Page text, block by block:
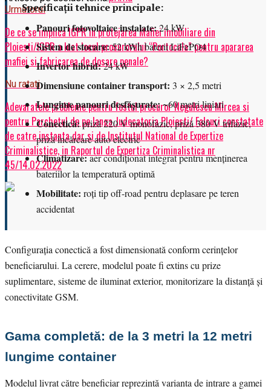
Urmatorul
De ce se implica IGPR in protejarea Mafiei imobiliare din
Ploiesti/IGPR a luat locul procurorului “Portocala” pentru apararea
mafiei si fabricarea de dosare penale?
Nu ratati
Adevaratele probleme pentru fostul procuror Negulescu Mircea si
pentru Parchetul de pe langa Judecatoria Ploiesti/ Falsuri constatate
de catre instanta dar si de Institutul National de Expertize
Criminalistice, in Raportul de Expertiza Criminalistica nr
45/14.02.2022
Specificații tehnice principale:
Panouri fotovoltaice instalate:24 kW
Sistem de stocare:52 kWh baterii LiFePO4
Invertor hibrid:24 kW
Dimensiune container transport: 3 × 2,5 metri
Lungime panouri desfășurate:~60 metri liniari
Conectică:priză 220 V monofazic, priză 380 V trifazic,
priză încărcare auto electric
Climatizare:aer condiționat integrat pentru menținerea
bateriilor la temperatură optimă
Mobilitate: roți tip off-road pentru deplasare pe teren
accidentat
Configurația conectică a fost dimensionată conform cerințelor
beneficiarului. La cerere, modelul poate fi extins cu prize
suplimentare, sisteme de iluminat exterior, monitorizare la distanță și
conectivitate GSM.
Gama completă: de la 3 metri la 12 metri
lungime container
Modelul livrat către beneficiar reprezintă varianta de intrare a gamei